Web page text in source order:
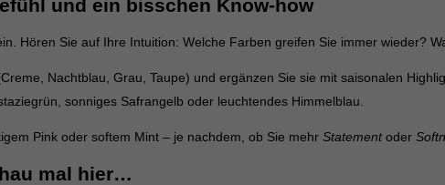
und ein bisschen Know-how
Hören Sie auf Ihre Intuition: Welche Farben greifen Sie immer wieder?
Nachtblau, Grau, Taupe) und ergänzen Sie sie mit saisonalen
sonniges Safrangelb oder leuchtendes Himmelblau.
Pink oder softem Mint – je nachdem, ob Sie mehr Statementoder
mal hier…